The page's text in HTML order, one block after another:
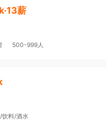
薪
500-999人
饮料/酒水